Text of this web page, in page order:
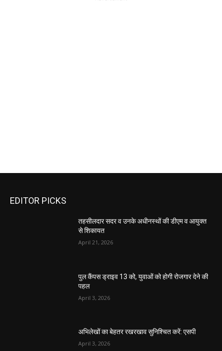
EDITOR PICKS
तहसीलदार सदर व उनके अधीनस्थों की डीएम व आयुक्त
से शिकायत
April 21, 2026
पुल कैंपस ड्राइव 13 को, युवाओं को होगी रोजगार देने की
पहल
April 3, 2026
अभिलेखों का बेहतर रखरखाव सुनिश्चित करें: एसपी
April 3, 2026